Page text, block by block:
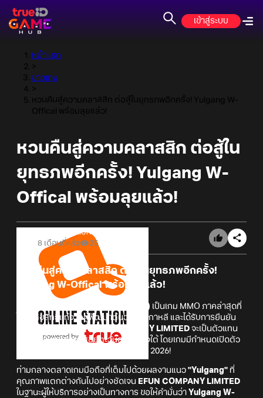
เข้าสู่ระบบ
หน้าแรก
>
ข่าวเกม
>
หวนคืนสู่ความคลาสสิก ต่อสู้ในยุทธภพอีกครั้ง! Yulgang W-
Offical พร้อมลุยแล้ว!
หวนคืนสู่ความคลาสสิก ต่อสู้ใน
ยุทธภพอีกครั้ง! Yulgang W-
Offical พร้อมลุยแล้ว!
Online Station
8 เดือนที่แล้ว
25
หวนคืนสู่ความคลาสสิก ต่อสู้ในยุทธภพอีกครั้ง!
Yulgang W-Offical พร้อมลุยแล้ว!
Yulgang W-Offical (เวอร์ชันมือถือ) เป็นเกม MMO ภาคล่าสุดที่
ได้รับลิขสิทธิ์แท้จากผู้พัฒนาต้นฉบับในเกาหลี และได้รับการยืนยัน
EFUN COMPANY LIMITED จะเป็นตัวแทน
จำหน่ายในภูมิภาคเอเชียตะวันออกเฉียงใต้ โดยเกมมีกำหนดเปิดตัว
ในปี 2026!
ท่ามกลางตลาดเกมมือถือที่เต็มไปด้วยผลงานแนว "Yulgang" ที่
คุณภาพแตกต่างกันไปอย่างชัดเจน EFUN COMPANY LIMITED
ในฐานะผู้ให้บริการอย่างเป็นทางการ ขอให้คำมั่นว่า Yulgang W-